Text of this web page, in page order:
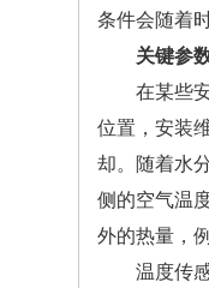
条件会随着
关键参
在某些安
位置，安装
却。随着水
侧的空气温
外的热量，
温度传感